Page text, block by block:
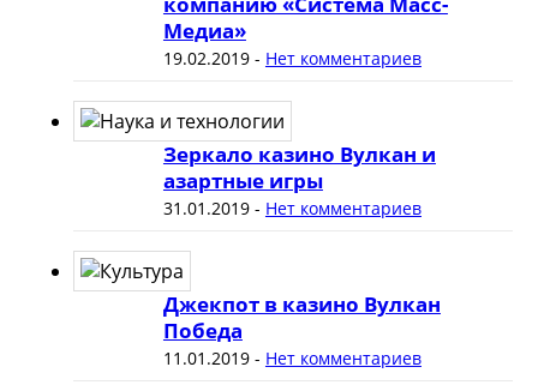
Медиа»
19.02.2019- Нет комментариев
Зеркало казино Вулкан и
азартные игры
31.01.2019- Нет комментариев
Джекпот в казино Вулкан
Победа
11.01.2019- Нет комментариев